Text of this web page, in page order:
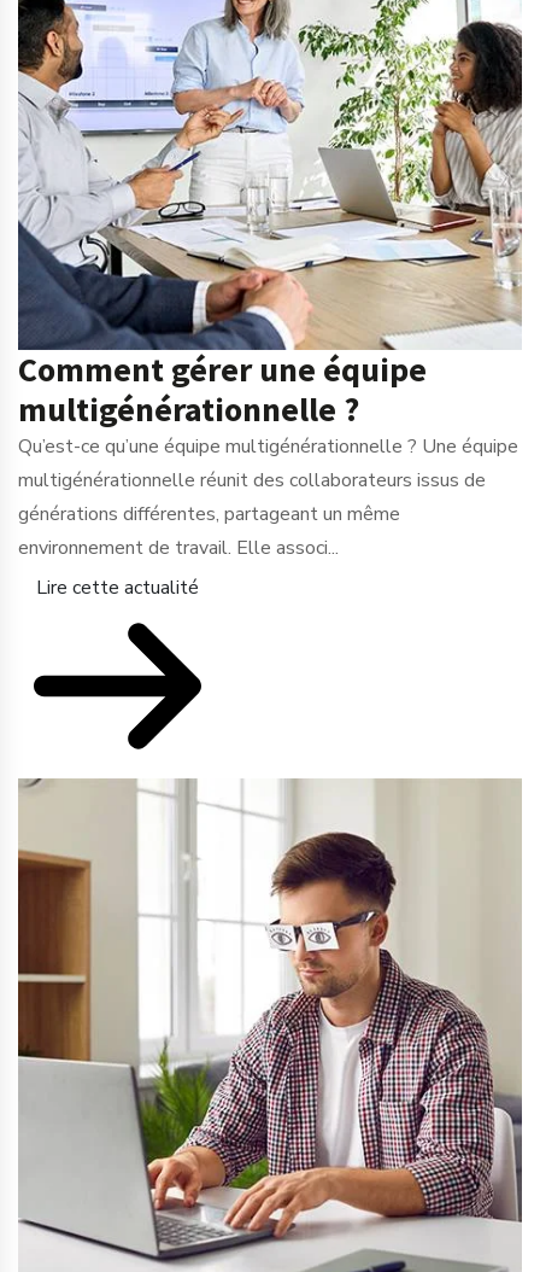
Comment gérer une équipe
multigénérationnelle ?
Qu’est-ce qu’une équipe multigénérationnelle ? Une équipe
multigénérationnelle réunit des collaborateurs issus de
générations différentes, partageant un même
environnement de travail. Elle associ...
Lire cette actualité